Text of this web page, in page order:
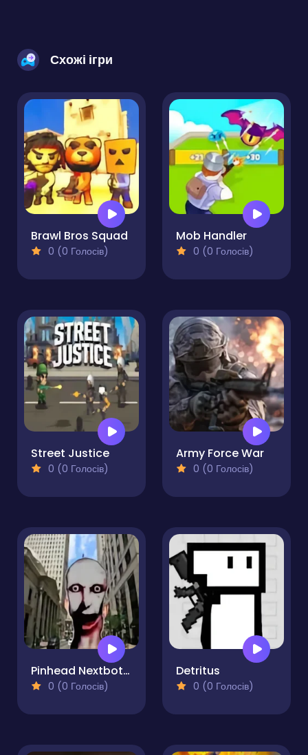
Схожі ігри
Brawl Bros Squad
0 (0 Голосів)
Mob Handler
0 (0 Голосів)
Street Justice
0 (0 Голосів)
Army Force War
0 (0 Голосів)
Pinhead Nextbots Shooter Action
0 (0 Голосів)
Detritus
0 (0 Голосів)